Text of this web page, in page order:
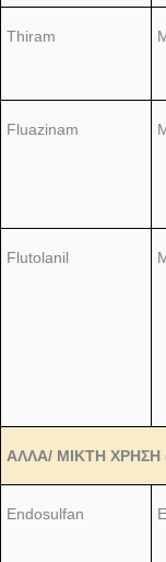
Thiram
Fluazinam
Flutolanil
ΑΛΛΑ/ ΜΙΚΤΗ
Endosulfan